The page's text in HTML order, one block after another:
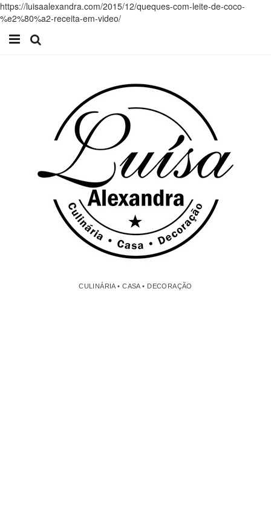
https://luisaalexandra.com/2015/12/queques-com-leite-de-coco-
%e2%80%a2-receita-em-video/
CULINÁRIA • CASA • DECORAÇÃO